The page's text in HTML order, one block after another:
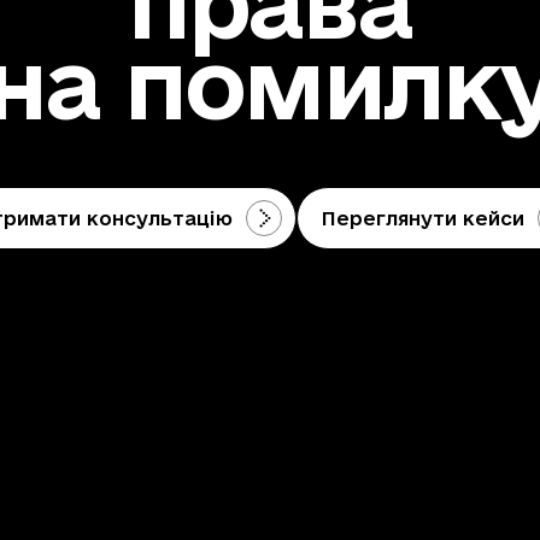
консультацію Переглянути кейси